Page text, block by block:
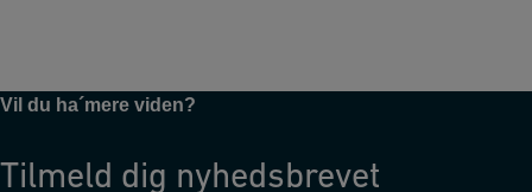
Vil du ha´mere viden?
Tilmeld dig nyhedsbrevet